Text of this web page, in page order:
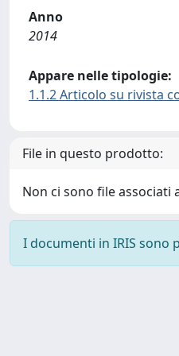
Anno
2014
Appare nelle tipologie:
1.1.2 Articolo su rivista
File in questo prodotto:
Non ci sono file associati
I documenti in IRIS